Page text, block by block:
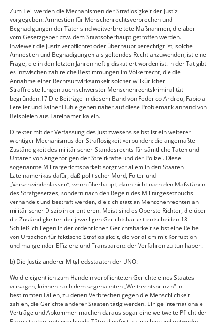
Zum Teil werden die Mechanismen der Straflosigkeit der Justiz
vorgegeben: Amnestien für Menschenrechtsverbrechen und
Begnadigungen der Täter sind weitverbreitete Maßnahmen, die aber
vom Gesetzgeber bzw. dem Staatsoberhaupt getroffen werden.
Inwieweit die Justiz verpflichtet oder überhaupt berechtigt ist, solche
Amnestien und Begnadigungen als geltendes Recht anzuwenden, ist eine
Frage, die in den letzten Jahren heftig diskutiert worden ist. In der Tat gibt
es inzwischen zahlreiche Bestimmungen im Völkerrecht, die die
Annahme einer Rechtsunwirksamkeit solcher willkürlicher
Straffreistellungen auch schwerster Menschenrechtskriminalität
begründen.17 Die Beiträge in diesem Band von Federico Andreu, Fabiola
Letelier und Rainer Huhle gehen näher auf diese Problematik anhand von
Beispielen aus Lateinamerika ein.
Direkter mit der Verfassung des Justizwesens selbst ist ein weiterer
wichtiger Mechanismus der Straflosigkeit verbunden: die angemaßte
Zuständigkeit des militärischen Standesrechts für sämtliche Taten und
Untaten von Angehörigen der Streitkräfte und der Polizei. Diese
sogenannte Militärgerichtsbarkeit sorgt vor allem in den Staaten
Lateinamerikas dafür, daß politischer Mord, Folter und
„Verschwindenlassen“, wenn überhaupt, dann nicht nach den Maßstäben
des Strafgesetzes, sondern nach den Regeln des Militärgesetzbuchs
verhandelt und bestraft werden, die sich statt an Menschenrechten an
militärischer Disziplin orientieren. Meist sind es Oberste Richter, die über
die Zuständigkeiten der jeweiligen Gerichtsbarkeit entscheiden.18
Schließlich liegen in der ordentlichen Gerichtsbarkeit selbst eine Reihe
von Ursachen für faktische Straflosigkeit, die vor allem mit Korruption
und mangelnder Effizienz und Transparenz der Verfahren zu tun haben.
b) Die Justiz anderer Mitgliedsstaaten der UNO:
Wo die eigentlich zum Handeln verpflichteten Gerichte eines Staates
versagen, können nach dem sogenannten „Weltrechtsprinzip“ in
bestimmten Fällen, zu denen Verbrechen gegen die Menschlichkeit
zählen, die Gerichte anderer Staaten tätig werden. Einige internationale
Verträge und Abkommen machen daraus sogar eine weltweite Pflicht der